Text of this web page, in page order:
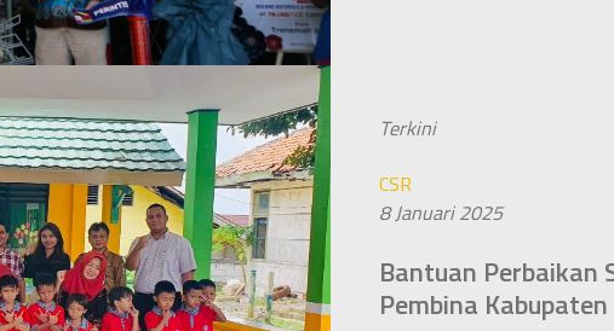
Terkini
CSR
8 Januari 2025
Bantuan Perbaikan
Pembina